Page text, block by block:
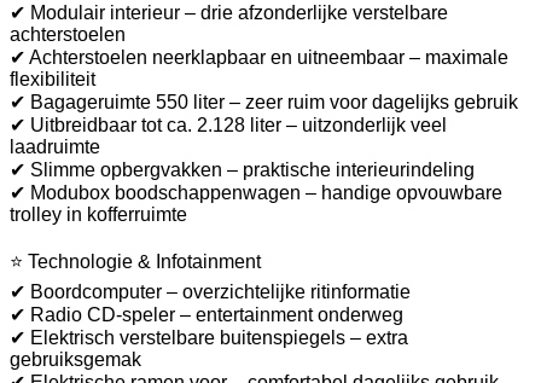
✔ Modulair interieur – drie afzonderlijke verstelbare
achterstoelen
✔ Achterstoelen neerklapbaar en uitneembaar – maximale
flexibiliteit
✔ Bagageruimte 550 liter – zeer ruim voor dagelijks gebruik
✔ Uitbreidbaar tot ca. 2.128 liter – uitzonderlijk veel
laadruimte
✔ Slimme opbergvakken – praktische interieurindeling
✔ Modubox boodschappenwagen – handige opvouwbare
trolley in kofferruimte
⭐ Technologie & Infotainment
✔ Boordcomputer – overzichtelijke ritinformatie
✔ Radio CD-speler – entertainment onderweg
✔ Elektrisch verstelbare buitenspiegels – extra
gebruiksgemak